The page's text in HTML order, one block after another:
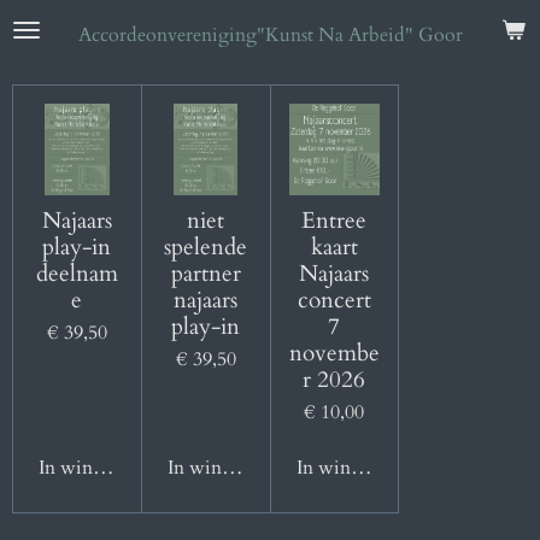
Ga
naar
hoofdinhoud
Accordeonvereniging"Kunst Na Arbeid" Goor
Najaars
play-in
deelnam
e
€ 39,50
In winkelwagen
niet
spelende
partner
najaars
play-in
€ 39,50
In winkelwagen
Entree
kaart
Najaars
concert
7
novembe
r 2026
€ 10,00
In winkelwagen